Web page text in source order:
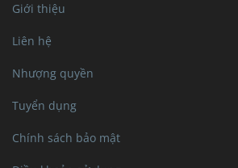
Giới thiệu
Liên hệ
Nhượng quyền
Tuyển dụng
Chính sách bảo mật